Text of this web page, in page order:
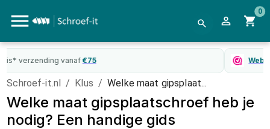
0
WebwinkelKeurgecertificeerd
Schroef-it.nl / Klus / Welke maat gipsplaat...
Welke maat gipsplaatschroef heb je
nodig? Een handige gids